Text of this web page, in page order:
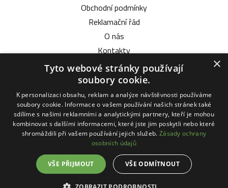
Obchodní podmínky
Reklamační řád
O nás
Kontakty
Vybíráme pro vás
Malotratory Vari Honda
Kuchyňské potřeby Status
Sekačky robotické
Motorové pily Stihl
×
Tyto webové stránky používají
soubory cookie.
K personalizaci obsahu, reklam a analýze návštěvnosti používáme
soubory cookie. Informace o vašem používání našich stránek také
sdílíme s našimi reklamními a analytickými partnery, kteří je mohou
kombinovat s dalšími informacemi, které jste jim poskytli nebo které
shromáždili při vašem používání jejich služeb. Zásady ochrany
osobních údajů
VŠE PŘIJMOUT VŠE ODMÍTNOUT